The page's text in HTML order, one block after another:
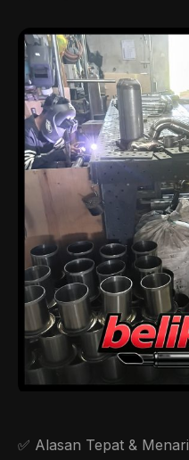
✅ Alasan Tepat &